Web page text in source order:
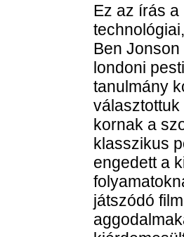
Ez az írás
Ben
londoni
tanulmány
kornak a
klasszikus
engedett a
játszódó